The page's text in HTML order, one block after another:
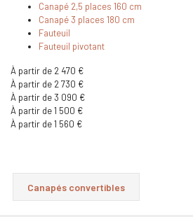
Canapé 2,5 places 160 cm
Canapé 3 places 180 cm
Fauteuil
Fauteuil pivotant
À partir de 2 470 €
À partir de 2 730 €
À partir de 3 090 €
À partir de 1 500 €
À partir de 1 560 €
Canapés convertibles